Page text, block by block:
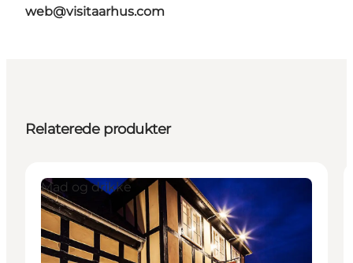
web@visitaarhus.com
Relaterede produkter
Mad og drikke